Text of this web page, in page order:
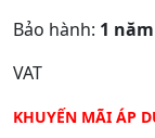
Bảo hành: 1 năm
VAT
KHUYẾN MÃI ÁP